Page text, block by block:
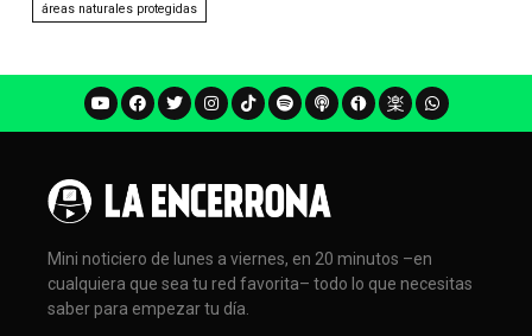
áreas naturales protegidas
Mini noticiero de lunes a viernes, en 20 minutos –en
cualquiera que sea tu red favorita– todo lo que necesitas
saber para empezar tu día.